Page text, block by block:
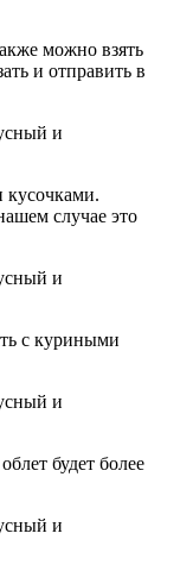
можно взять
и отправить в
кусочками.
случае это
с куриными
будет более